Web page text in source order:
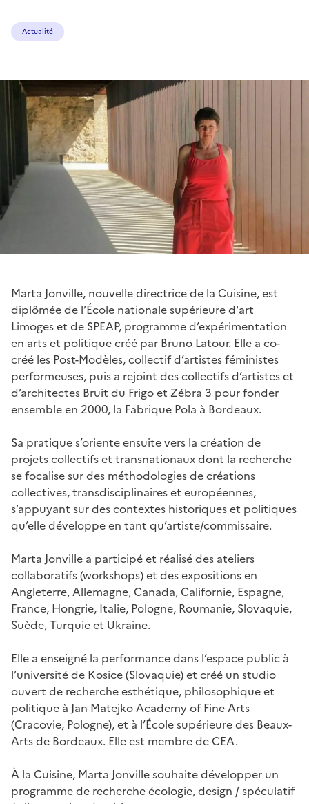
Actualité
Marta Jonville, nouvelle directrice de la Cuisine, est
diplômée de l’École nationale supérieure d'art
Limoges et de SPEAP, programme d’expérimentation
en arts et politique créé par Bruno Latour. Elle a co-
créé les Post-Modèles, collectif d’artistes féministes
performeuses, puis a rejoint des collectifs d’artistes et
d’architectes Bruit du Frigo et Zébra 3 pour fonder
ensemble en 2000, la Fabrique Pola à Bordeaux.
Sa pratique s’oriente ensuite vers la création de
projets collectifs et transnationaux dont la recherche
se focalise sur des méthodologies de créations
collectives, transdisciplinaires et européennes,
s’appuyant sur des contextes historiques et politiques
qu’elle développe en tant qu’artiste/commissaire.
Marta Jonville a participé et réalisé des ateliers
collaboratifs (workshops) et des expositions en
Angleterre, Allemagne, Canada, Californie, Espagne,
France, Hongrie, Italie, Pologne, Roumanie, Slovaquie,
Suède, Turquie et Ukraine.
Elle a enseigné la performance dans l’espace public à
l’université de Kosice (Slovaquie) et créé un studio
ouvert de recherche esthétique, philosophique et
politique à Jan Matejko Academy of Fine Arts
(Cracovie, Pologne), et à l’École supérieure des Beaux-
Arts de Bordeaux. Elle est membre de CEA.
À la Cuisine, Marta Jonville souhaite développer un
programme de recherche écologie, design / spéculatif